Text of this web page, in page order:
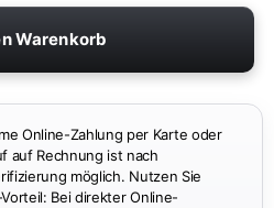
Warenkorb
Online-Zahlung per Karte oder
auf Rechnung ist nach
möglich. Nutzen Sie
Bei direkter Online-